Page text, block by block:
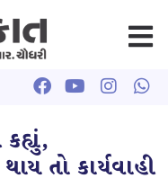
તો કાર્યવાહી